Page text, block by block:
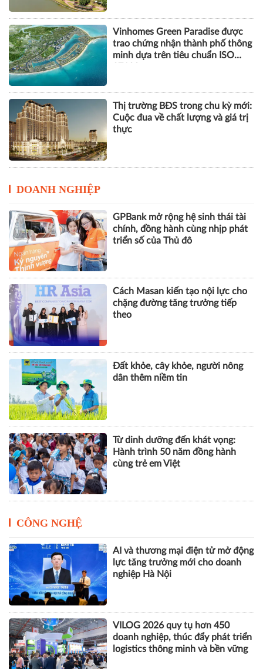
Vinhomes Green Paradise được
trao chứng nhận thành phố thông
minh dựa trên tiêu chuẩn ISO
Thị trường BĐS trong chu kỳ mới:
Cuộc đua về chất lượng và giá trị
thực
DOANH NGHIỆP
GPBank mở rộng hệ sinh thái tài
chính, đồng hành cùng nhịp phát
triển số của Thủ đô
Cách Masan kiến tạo nội lực cho
chặng đường tăng trưởng tiếp
theo
Đất khỏe, cây khỏe, người nông
dân thêm niềm tin
Từ dinh dưỡng đến khát vọng:
Hành trình 50 năm đồng hành
cùng trẻ em Việt
CÔNG NGHỆ
AI và thương mại điện tử mở động
lực tăng trưởng mới cho doanh
nghiệp Hà Nội
VILOG 2026 quy tụ hơn 450
doanh nghiệp, thúc đẩy phát triển
logistics thông minh và bền vững